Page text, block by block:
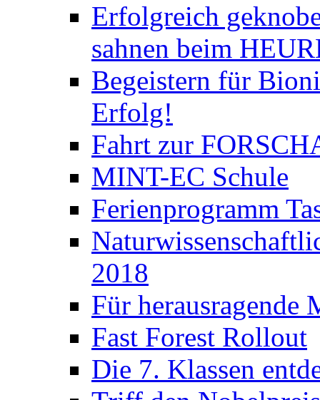
Erfolgreich
sahnen beim
Begeistern für
Erfolg!
Fahrt zur
MINT-EC Schule
Ferienprogramm
2018
Für herausragende
Fast Forest Rollout
Die 7. Klassen